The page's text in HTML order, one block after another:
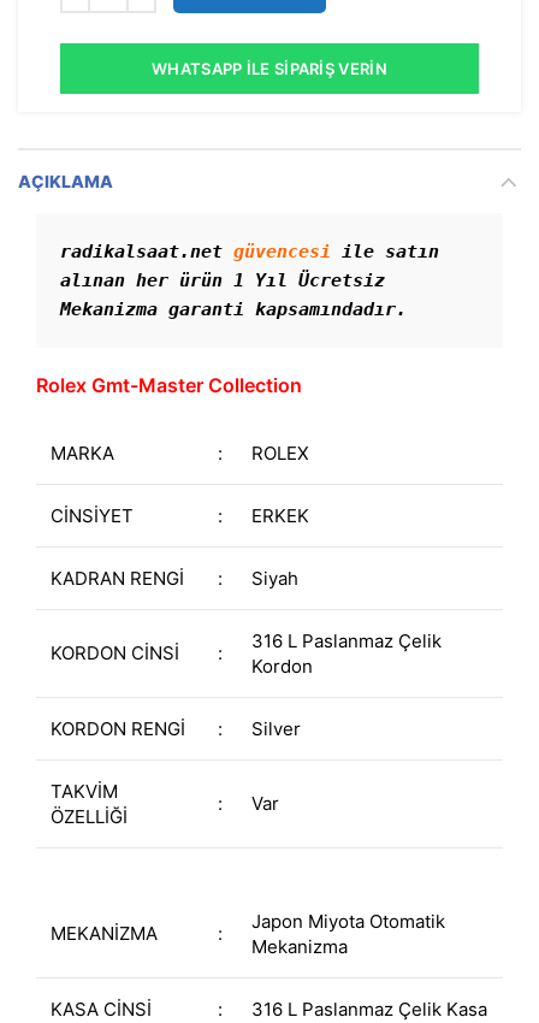
WHATSAPP İLE SIPARIŞ VERIN
AÇIKLAMA
radikalsaat.net güvencesi ile satın
alınan her ürün 1 Yıl Ücretsiz
Mekanizma garanti kapsamındadır.
Rolex Gmt-Master Collection
MARKA : ROLEX
CİNSİYET : ERKEK
KADRAN RENGİ : Siyah
KORDON CİNSİ :
316 L Paslanmaz Çelik
Kordon
KORDON RENGİ : Silver
TAKVİM
ÖZELLİĞİ
: Var
MEKANİZMA :
Japon Miyota Otomatik
Mekanizma
KASA CİNSİ : 316 L Paslanmaz Çelik Kasa